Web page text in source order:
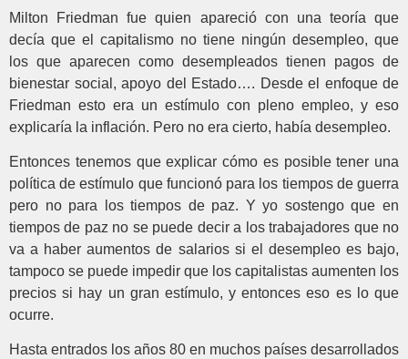
Milton Friedman fue quien apareció con una teoría que
decía que el capitalismo no tiene ningún desempleo, que
los que aparecen como desempleados tienen pagos de
bienestar social, apoyo del Estado…. Desde el enfoque de
Friedman esto era un estímulo con pleno empleo, y eso
explicaría la inflación. Pero no era cierto, había desempleo.
Entonces tenemos que explicar cómo es posible tener una
política de estímulo que funcionó para los tiempos de guerra
pero no para los tiempos de paz. Y yo sostengo que en
tiempos de paz no se puede decir a los trabajadores que no
va a haber aumentos de salarios si el desempleo es bajo,
tampoco se puede impedir que los capitalistas aumenten los
precios si hay un gran estímulo, y entonces eso es lo que
ocurre.
Hasta entrados los años 80 en muchos países desarrollados